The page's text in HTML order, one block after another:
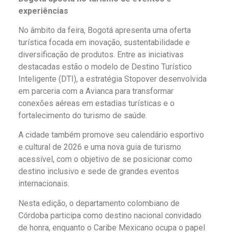
experiências
No âmbito da feira, Bogotá apresenta uma oferta
turística focada em inovação, sustentabilidade e
diversificação de produtos. Entre as iniciativas
destacadas estão o modelo de Destino Turístico
Inteligente (DTI), a estratégia Stopover desenvolvida
em parceria com a Avianca para transformar
conexões aéreas em estadias turísticas e o
fortalecimento do turismo de saúde.
A cidade também promove seu calendário esportivo
e cultural de 2026 e uma nova guia de turismo
acessível, com o objetivo de se posicionar como
destino inclusivo e sede de grandes eventos
internacionais.
Nesta edição, o departamento colombiano de
Córdoba participa como destino nacional convidado
de honra, enquanto o Caribe Mexicano ocupa o papel